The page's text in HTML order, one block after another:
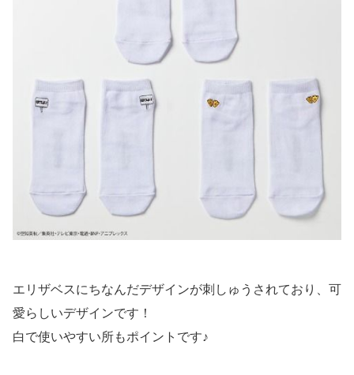
エリザベスにちなんだデザインが刺しゅうされており、可
愛らしいデザインです！
白で使いやすい所もポイントです♪